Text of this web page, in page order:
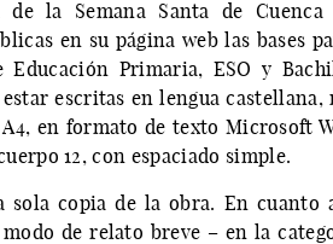
de la Semana Santa de
en su página web las bases
Educación Primaria, ESO y
escritas en lengua castellana,
en formato de texto Microsoft
12, con espaciado simple.
sola copia de la obra. En cuanto
de relato breve – en la